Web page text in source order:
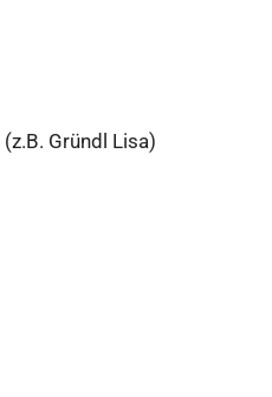
Gründl Lisa)